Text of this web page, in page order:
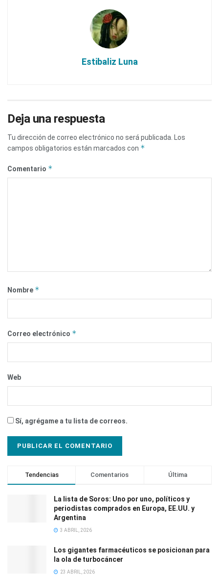
Estibaliz Luna
Deja una respuesta
Tu dirección de correo electrónico no será publicada.
Los
campos obligatorios están marcados con *
Comentario *
Nombre *
Correo electrónico *
Web
Sí, agrégame a tu lista de correos.
Tendencias Comentarios Última
La lista de Soros: Uno por uno, políticos y
periodistas comprados en Europa, EE.UU. y
Argentina
3 ABRIL, 2026
Los gigantes farmacéuticos se posicionan para
la ola de turbocáncer
23 ABRIL, 2026